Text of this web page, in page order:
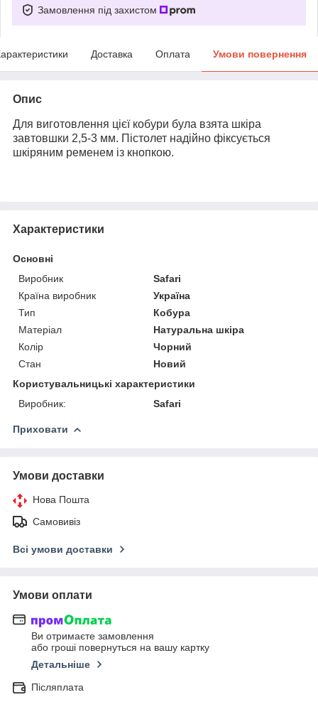
Замовлення під захистом
Доставка Оплата Умови повернення
Опис
Для виготовлення цієї кобури була взята шкіра
завтовшки 2,5-3 мм. Пістолет надійно фіксується
шкіряним ременем із кнопкою.
Характеристики
Основні
Виробник
Safari
Країна виробник
Україна
Тип
Кобура
Матеріал
Натуральна шкіра
Колір
Чорний
Стан
Новий
Користувальницькі характеристики
Виробник:
Safari
Приховати
Умови доставки
Нова Пошта
Самовивіз
Всі умови доставки
Умови оплати
Ви отримаєте замовлення
або гроші повернуться на вашу картку
Детальніше
Післяплата